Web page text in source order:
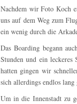
Nachdem wir Foto Koch
uns auf dem Weg zum
ein wenig durch die
Das Boarding begann
Stunden und ein
hatten gingen wir
sich allerdings endlos
Um in die Innenstadt zu